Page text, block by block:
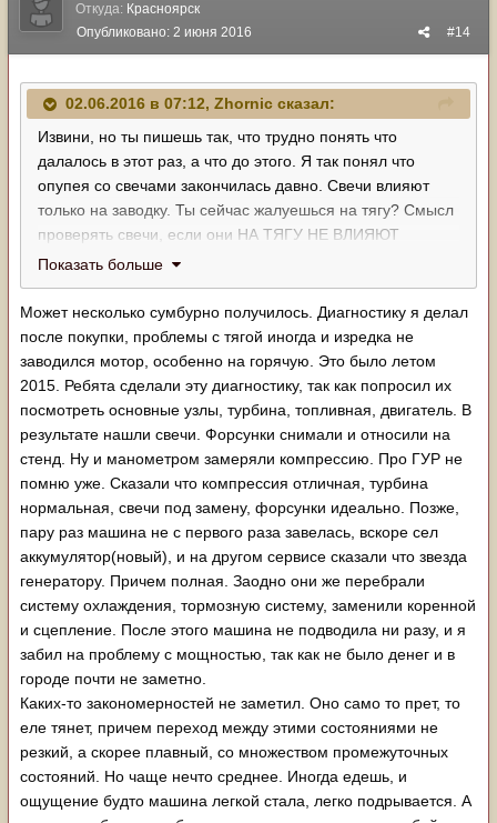
Откуда: Красноярск
#14
Опубликовано: 2 июня 2016
02.06.2016 в 07:12, Zhornic сказал:
Извини, но ты пишешь так, что трудно понять что
далалось в этот раз, а что до этого. Я так понял что
опупея со свечами закончилась давно. Свечи влияют
только на заводку. Ты сейчас жалуешься на тягу? Смысл
проверять свечи, если они НА ТЯГУ НЕ ВЛИЯЮТ
СОВЕРШЕННО?
Ты про форсунки не ответил. Они тоже не при делах, но
просто интересно - снимали их или просто в счёт
включили, как и ГУР. ГУР же тоже не трогали?
Вот и распиши ПОДРОБНЕЕ как всё происходит. На ходу
меняется или после длительной стоянки; туда-сюда
болтается или длительно клинит, можно ли как-то
"починить" - по кочкам пролетев или газулькой поиграв?
Все симптомы.
Было бы хорошо отключить клапан ЕГР или вообще
вырезать эту систему.
Сильно желательно повесить вольтметр на клапан УОПТ.
У тебя явно либо воздух пропадает, либо впрыск сильно
позднится. Для начала нужно понять - что происходит
конкретно.
Показать больше
Может несколько сумбурно получилось. Диагностику я делал
после покупки, проблемы с тягой иногда и изредка не
заводился мотор, особенно на горячую. Это было летом
2015. Ребята сделали эту диагностику, так как попросил их
посмотреть основные узлы, турбина, топливная, двигатель. В
результате нашли свечи. Форсунки снимали и относили на
стенд. Ну и манометром замеряли компрессию. Про ГУР не
помню уже. Сказали что компрессия отличная, турбина
нормальная, свечи под замену, форсунки идеально. Позже,
пару раз машина не с первого раза завелась, вскоре сел
аккумулятор(новый), и на другом сервисе сказали что звезда
генератору. Причем полная. Заодно они же перебрали
систему охлаждения, тормозную систему, заменили коренной
и сцепление. После этого машина не подводила ни разу, и я
забил на проблему с мощностью, так как не было денег и в
городе почти не заметно.
Каких-то закономерностей не заметил. Оно само то прет, то
еле тянет, причем переход между этими состояниями не
резкий, а скорее плавный, со множеством промежуточных
состояний. Но чаще нечто среднее. Иногда едешь, и
ощущение будто машина легкой стала, легко подрывается. А